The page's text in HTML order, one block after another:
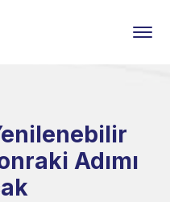
Adımı